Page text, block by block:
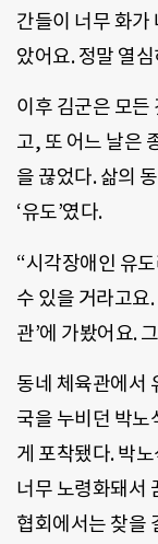
간들이 너무 화가
았어요. 정말 열
이후 김군은 모든
고, 또 어느 날은
을 끊었다. 삶의
‘유도’였다.
“시각장애인 유
수 있을 거라고요
관’에 가봤어요.
동네 체육관에서
국을 누비던 박노
게 포착됐다. 박
너무 노령화돼서
협회에서는 찾을